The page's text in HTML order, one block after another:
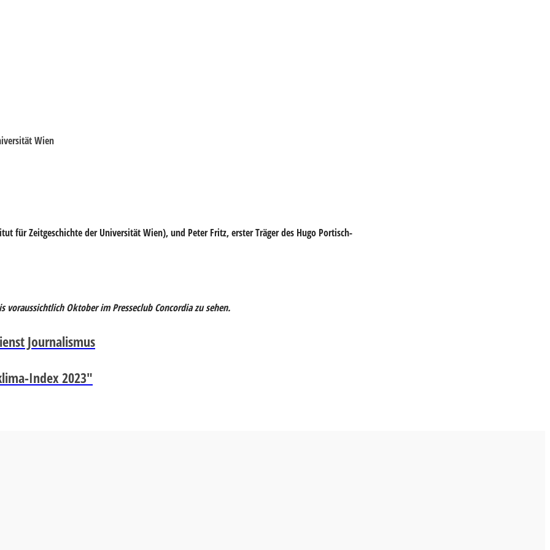
Wien
für Zeitgeschichte der Universität Wien), und Peter Fritz, erster Träger des Hugo Portisch-
Oktober im Presseclub Concordia zu sehen.
Journalismus
Index 2023"